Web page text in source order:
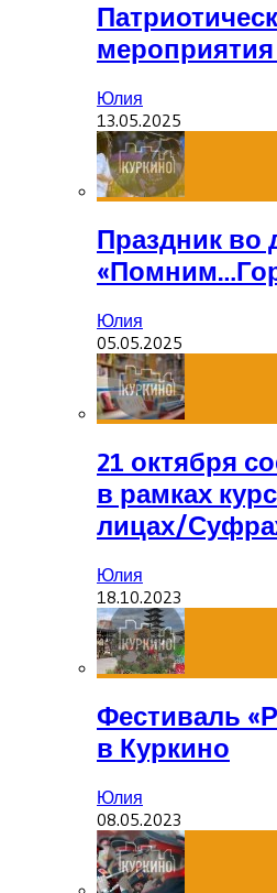
Юлия
13.05.2025
Праздник во
Юлия
05.05.2025
21 октября
в рамках
лицах/
Юлия
18.10.2023
Фестиваль
в Куркино
Юлия
08.05.2023